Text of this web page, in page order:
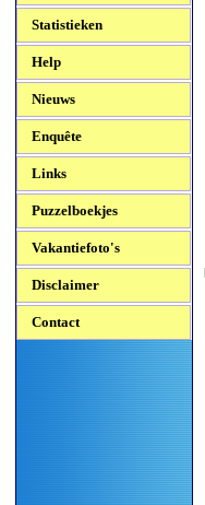
Statistieken
Help
Nieuws
Enquête
Links
Puzzelboekjes
Vakantiefoto's
Disclaimer
Contact